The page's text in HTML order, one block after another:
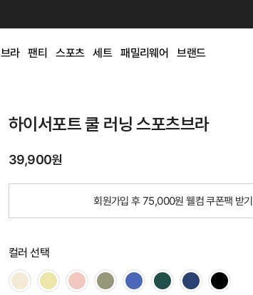
브라 팬티 스포츠 세트 패밀리웨어 브랜드
하이서포트 쿨 러닝 스포츠브라
39,900원
회원가입 후 75,000원 웰컴 쿠폰팩 받기
컬러 선택